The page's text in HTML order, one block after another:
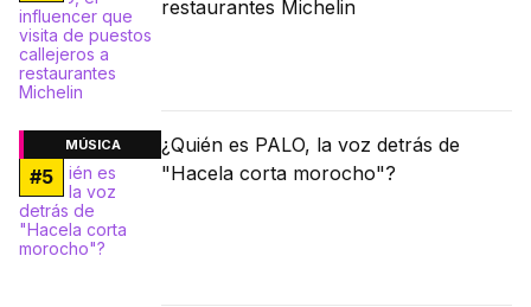
restaurantes Michelin
MÚSICA
#5
¿Quién es PALO, la voz detrás de
"Hacela corta morocho"?